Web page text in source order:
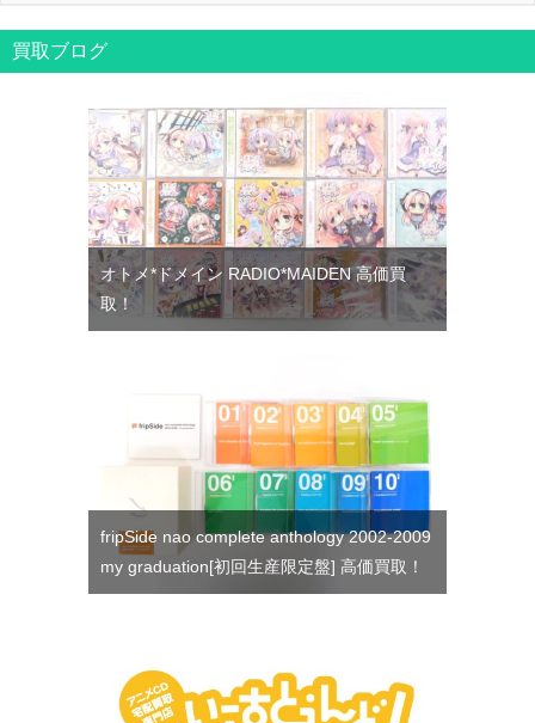
買取ブログ
オトメ*ドメイン RADIO*MAIDEN 高価買
取！
fripSide nao complete anthology 2002-2009
my graduation[初回生産限定盤] 高価買取！